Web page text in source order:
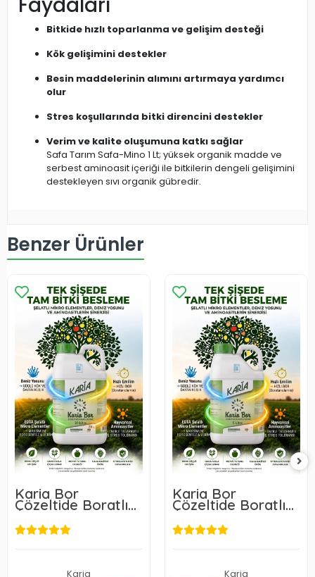
Bitkide hızlı toparlanma ve gelişim desteği
Kök gelişimini destekler
Besin maddelerinin alımını artırmaya yardımcı
olur
Stres koşullarında bitki direncini destekler
Verim ve kalite oluşumuna katkı sağlar
Safa Tarım Safa-Mino 1 Lt; yüksek organik madde ve
serbest aminoasit içeriği ile bitkilerin dengeli gelişimini
destekleyen sıvı organik gübredir.
Benzer Ürünler
Karia Bor
Çözeltide Boratlı
Gübre 20 L
Karia
Karia Bor
Çözeltide Boratlı
Gübre 5 L
Karia
999,00 TL